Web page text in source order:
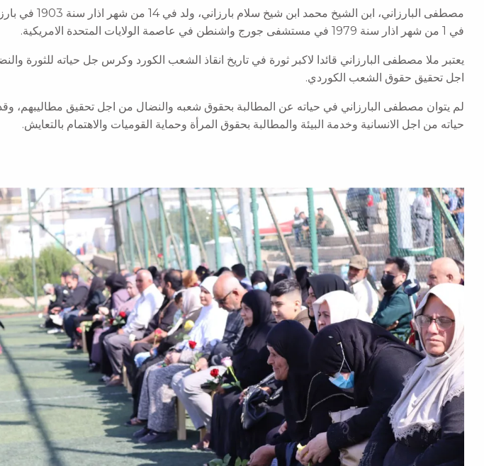
مصطفى البارزاني، ابن الشيخ محمد ابن
في 1 من شهر اذار سنة 1979 في مستشفى جورج واشنطن في عاصمة الولايات المتحدة الامريكية.
يعتبر ملا مصطفى البارزاني قائدا لاكبر ثورة في تاريخ انقاذ الشعب الكورد وكرس جل حياته للثورة
اجل تحقيق حقوق الشعب الكوردي.
لم يتوان مصطفى البارزاني في حياته عن المطالبة بحقوق شعبه والنضال من اجل تحقيق مطاليبهم،
حياته من اجل الانسانية وخدمة البيئة والمطالبة بحقوق المرأة وحماية القوميات والاهتمام بالتعايش.